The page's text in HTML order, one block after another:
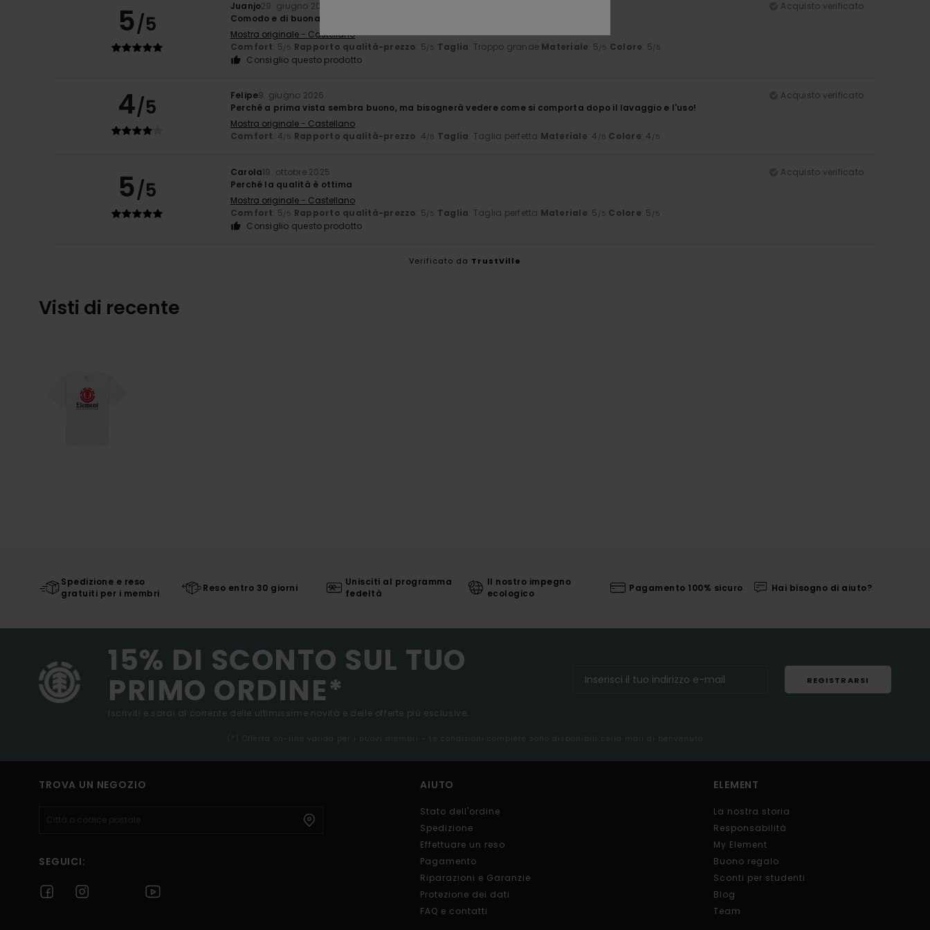
5/5
Juanjo29. giugno 2026
Acquisto verificato
Comodo e di buona qualità
Mostra originale - Castellano
Comfort: 5/5 Rapporto qualità-prezzo: 5/5 Taglia: Troppo grande Materiale: 5/5 Colore: 5/5
Consiglio questo prodotto
4/5 Felipe9. giugno 2026
Acquisto verificato
Perché a prima vista sembra buono, ma bisognerà vedere come si comporta dopo il lavaggio e l'uso!
Mostra originale - Castellano
Comfort: 4/5 Rapporto qualità-prezzo: 4/5 Taglia: Taglia perfetta Materiale: 4 /5 Colore: 4 /5
5/5
Carola19. ottobre 2025
Acquisto verificato
Perché la qualità è ottima
Mostra originale - Castellano
Comfort: 5/5 Rapporto qualità-prezzo: 5/5 Taglia: Taglia perfetta Materiale: 5 /5 Colore: 5 /5
Consiglio questo prodotto
Verificato da TrustVille
Visti di recente
Spedizione e reso
gratuiti per i membri
Reso entro 30 giorni
Unisciti al programma
fedeltà
Il nostro impegno
ecologico
Pagamento 100% sicuro Hai bisogno di aiuto?
15% DI SCONTO SUL TUO
PRIMO ORDINE*
Iscriviti e sarai al corrente delle ultimissime novità e delle offerte più esclusive.
REGISTRARSI
(*) Offerta on-line valida per i nuovi membri - Le condizioni complete sono disponibili nella mail di benvenuto
TROVA UN NEGOZIO
SEGUICI:
AIUTO
Stato dell'ordine
Spedizione
Effettuare un reso
Pagamento
Riparazioni e Garanzie
Protezione dei dati
FAQ e contatti
ELEMENT
La nostra storia
Responsabilità
My Element
Buono regalo
Sconti per studenti
Blog
Team